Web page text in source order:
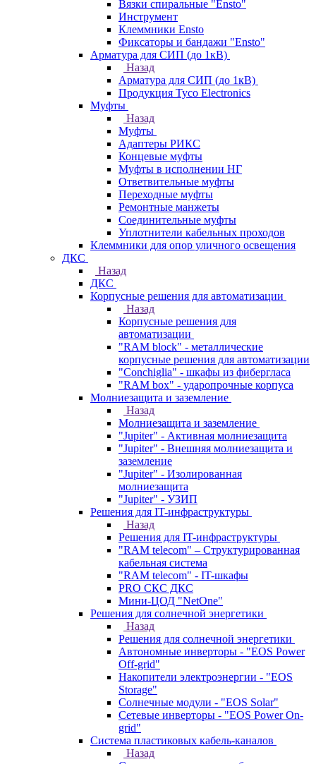
Вязки спиральные "Ensto"
Инструмент
Клеммники Ensto
Фиксаторы и бандажи "Ensto"
Арматура для СИП (до 1кВ)
Назад
Арматура для СИП (до 1кВ)
Продукция Tyco Electronics
Муфты
Назад
Муфты
Адаптеры РИКС
Концевые муфты
Муфты в исполнении НГ
Ответвительные муфты
Переходные муфты
Ремонтные манжеты
Соединительные муфты
Уплотнители кабельных проходов
Клеммники для опор уличного освещения
ДКС
Назад
ДКС
Корпусные решения для автоматизации
Назад
Корпусные решения для
автоматизации
"RAM block" - металлические
корпусные решения для автоматизации
"Conchiglia" - шкафы из фибергласа
"RAM box" - ударопрочные корпуса
Молниезащита и заземление
Назад
Молниезащита и заземление
"Jupiter" - Активная молниезащита
"Jupiter" - Внешняя молниезащита и
заземление
"Jupiter" - Изолированная
молниезащита
"Jupiter" - УЗИП
Решения для IT-инфраструктуры
Назад
Решения для IT-инфраструктуры
"RAM telecom" – Структурированная
кабельная система
"RAM telecom" - IT-шкафы
PRO СКС ДКС
Мини-ЦОД "NetOne"
Решения для солнечной энергетики
Назад
Решения для солнечной энергетики
Автономные инверторы - "EOS Power
Off-grid"
Накопители электроэнергии - "EOS
Storage"
Солнечные модули - "EOS Solar"
Сетевые инверторы - "EOS Power On-
grid"
Система пластиковых кабель-каналов
Назад